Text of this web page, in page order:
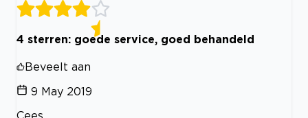
4 sterren: goede service, goed behandeld
Beveelt aan
9 May 2019
Cees